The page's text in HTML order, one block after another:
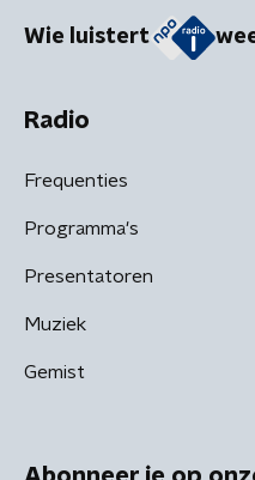
Wie luistert
Radio
Frequenties
Programma's
Presentatoren
Muziek
Gemist